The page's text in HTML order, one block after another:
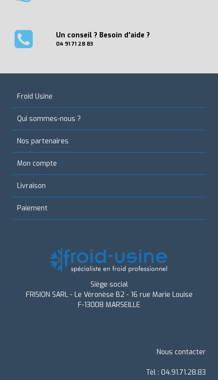
Un conseil ? Besoin d'aide ?
04 91 71 28 83
Froid Usine
Qui sommes-nous ?
Nos partenaires
Mon compte
Livraison
Paiement
Siège social
FRISION SARL - Le Véronèse B2 - 16 rue Marie Louise
F-13008 MARSEILLE
Nous contacter
Tèl : 04.91.71.28.83